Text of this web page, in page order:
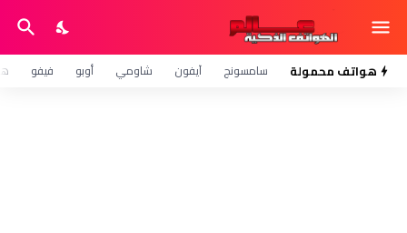
هواتف محمولة سامسونج آيفون شاومي أوبو فيفو